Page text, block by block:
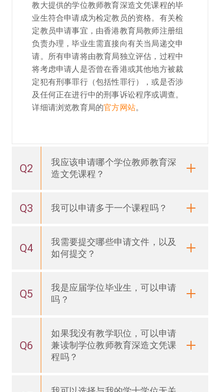
教大提供的学位教师教育深造文凭课程的毕
业生符合申请成为检定教员的资格。有关检
定教员申请事宜，由香港教育局教师注册组
负责办理，毕业生需直接向有关当局递交申
请。所有申请将由教育局独立评估，过程中
将考虑申请人是否曾在香港或其他地方被裁
定犯有刑事罪行（包括性罪行），或是否涉
及任何正在进行中的刑事诉讼程序或调查。
详细请浏览教育局的官方网站。
Q2
我应该申请哪个学位教师教育深
造文凭课程？
Q3 我可以申请多于一个课程吗？
Q4
我需要提交哪些申请文件，以及
如何提交？
Q5
我是应届学位毕业生，可以申请
吗？
Q6
如果我没有教学职位，可以申请
兼读制学位教师教育深造文凭课
程吗？